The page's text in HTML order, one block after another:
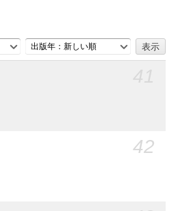
出版年：新しい順
42